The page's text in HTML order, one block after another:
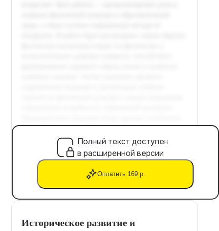
Полный текст доступен
в расширенной версии
Оплатить 169 р.
Историческое развитие и